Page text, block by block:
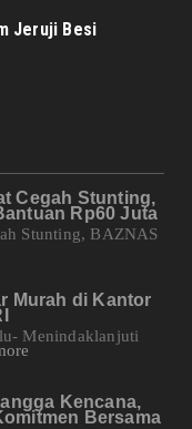
Jeruji Besi
Cegah Stunting,
Rp60 Juta
Stunting, BAZNAS
Murah di Kantor
Menindaklanjuti
Kencana,
Bersama